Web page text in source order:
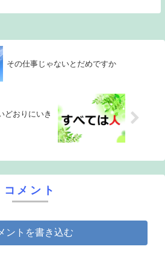
売れないかも...」と諦めていませんか？そ
その仕事じゃないとだめですか
どおりにいき
コメント
ントを書き込む